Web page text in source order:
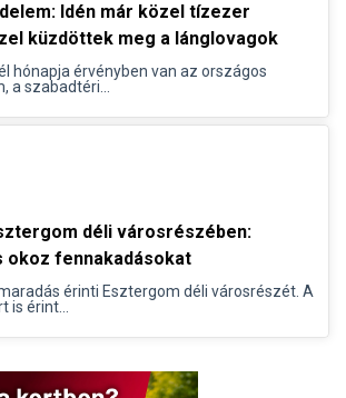
Idén már közel tízezer
küzdöttek meg a lánglovagok
hónapja érvényben van az országos
a szabadtéri...
déli városrészében:
fennakadásokat
érinti Esztergom déli városrészét. A
is érint...